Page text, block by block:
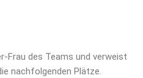
Frau des Teams und verweist
nachfolgenden Plätze.